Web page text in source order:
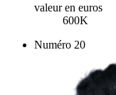
valeur en euros
600K
Numéro 20